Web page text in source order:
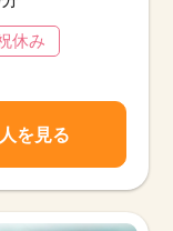
休み
を見る